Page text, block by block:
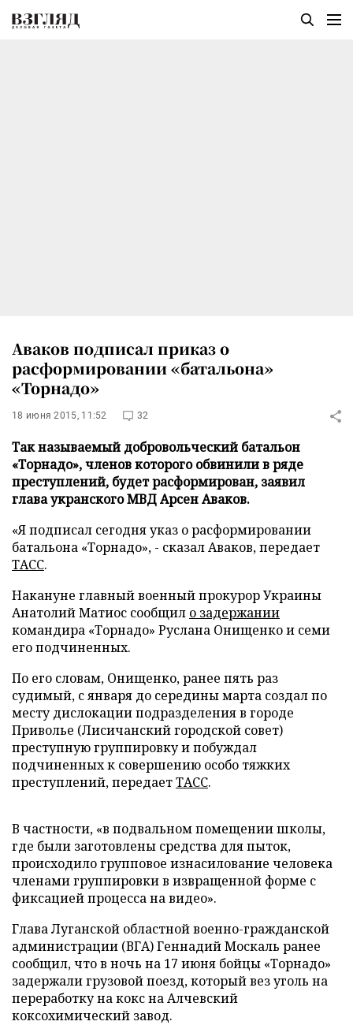
Аваков подписал приказ о
расформировании «батальона»
«Торнадо»
18 июня 2015, 11:52 32
Так называемый добровольческий батальон
«Торнадо», членов которого обвинили в ряде
преступлений, будет расформирован, заявил
глава укранского МВД Арсен Аваков.
«Я подписал сегодня указ о расформировании
батальона «Торнадо», - сказал Аваков, передает
ТАСС.
Накануне главный военный прокурор Украины
Анатолий Матиос сообщил о задержании
командира «Торнадо» Руслана Онищенко и семи
его подчиненных.
По его словам, Онищенко, ранее пять раз
судимый, с января до середины марта создал по
месту дислокации подразделения в городе
Приволье (Лисичанский городской совет)
преступную группировку и побуждал
подчиненных к совершению особо тяжких
преступлений, передаетТАСС.
В частности, «в подвальном помещении школы,
где были заготовлены средства для пыток,
происходило групповое изнасилование человека
членами группировки в извращенной форме с
фиксацией процесса на видео».
Глава Луганской областной военно-гражданской
администрации (ВГА) Геннадий Москаль ранее
сообщил, что в ночь на 17 июня бойцы «Торнадо»
задержали грузовой поезд, который вез уголь на
переработку на кокс на Алчевский
коксохимический завод.